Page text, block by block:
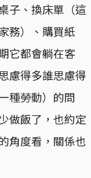
子、換床單（這
務）、購買紙
它都會躺在客
慮得多誰思慮得
種勞動）的問
做飯了，也約定
角度看，關係也